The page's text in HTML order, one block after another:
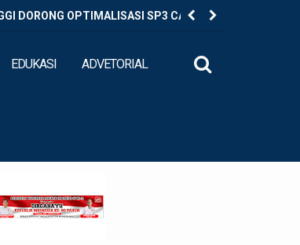
DORONG OPTIMALISASI SP3 CATIN
EDUKASI ADVETORIAL